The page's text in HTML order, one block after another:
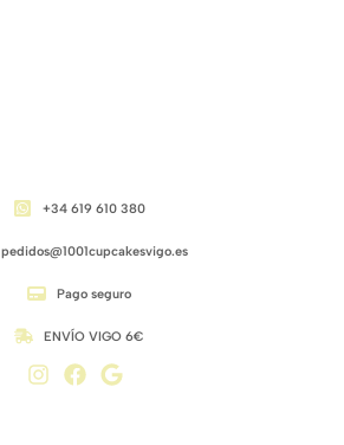
+34 619 610 380
pedidos@1001cupcakesvigo.es
Pago seguro
ENVÍO VIGO 6€